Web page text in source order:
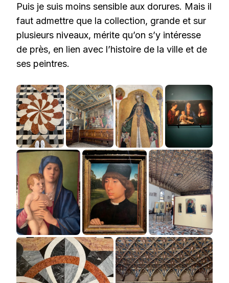
Puis je suis moins sensible aux dorures. Mais il
faut admettre que la collection, grande et sur
plusieurs niveaux, mérite qu’on s’y intéresse
de près, en lien avec l’histoire de la ville et de
ses peintres.